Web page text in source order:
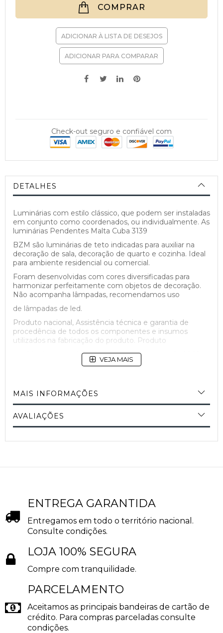
COMPRAR
ADICIONAR À LISTA DE DESEJOS
ADICIONAR PARA COMPARAR
Check-out seguro e confiável com
DETALHES
Luminárias com estilo clássico, que podem ser instaladas
em conjunto como coordenados, ou individualmente. As
luminárias Pendentes Malta Cuba 3139
BZM são luminárias de teto indicadas para auxiliar na
decoração de sala, decoração de quarto e cozinha. Ideal
para ambiente residencial ou comercial.
Foram desenvolvidas com cores diversificadas para
harmonizar perfeitamente com objetos de decoração.
Não acompanha lâmpadas, recomendamos uso
de lâmpadas de led.
Produto nacional, Assistência técnica e garantia de
procedência de todos os componentes e insumos
utilizados na fabricação do produto. Produto
confiável com qualidade garantida e assegurada. 100%
VEJA MAIS
MAIS INFORMAÇÕES
AVALIAÇÕES
ENTREGA GARANTIDA
Entregamos em todo o território nacional.
Consulte condições.
LOJA 100% SEGURA
Compre com tranquilidade.
PARCELAMENTO
Aceitamos as principais bandeiras de cartão de
crédito. Para compras parceladas consulte
condições.